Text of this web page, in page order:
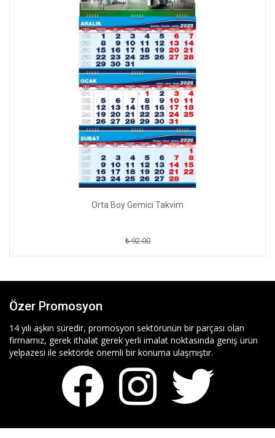
Orta Boy Gemici Takvim
₺ 92.00
Özer Promosyon
14 yılı aşkın süredir, promosyon sektörünün bir parçası olan
firmamız, gerek ithalat gerek yerli imalat noktasında geniş ürün
yelpazesi ile sektörde önemli bir konuma ulaşmıştır.